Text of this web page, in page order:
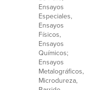
Ensayos
Especiales,
Ensayos
Físicos,
Ensayos
Químicos;
Ensayos
Metalográficos,
Microdureza,